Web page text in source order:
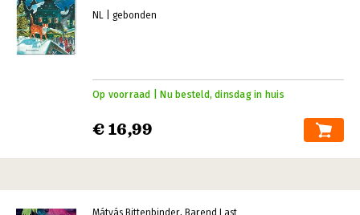
NL | gebonden
Op voorraad | Nu besteld, dinsdag in huis
€ 16,99
Mátyás Bittenbinder, Barend Last